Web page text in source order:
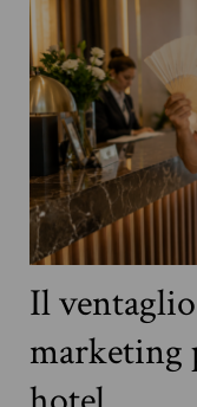
Il
marketing